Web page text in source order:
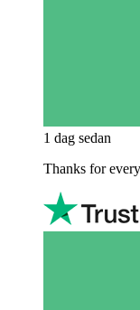
1 dag sedan
Thanks for